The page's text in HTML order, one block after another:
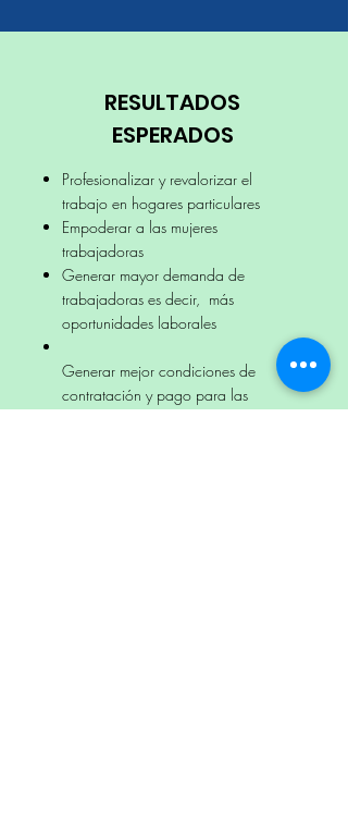
RESULTADOS
ESPERADOS
Profesionalizar y revalorizar el
trabajo en hogares particulares
Empoderar a las mujeres
trabajadoras
Generar mayor demanda de
trabajadoras es decir, más
oportunidades laborales
Generar mejor condiciones de
contratación y pago para las